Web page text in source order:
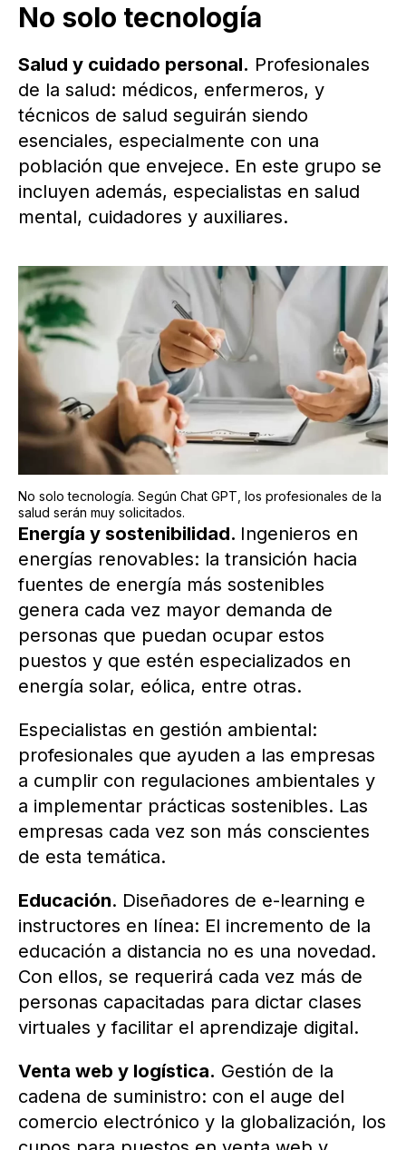
No solo tecnología
Salud y cuidado personal. Profesionales
de la salud: médicos, enfermeros, y
técnicos de salud seguirán siendo
esenciales, especialmente con una
población que envejece. En este grupo se
incluyen además, especialistas en salud
mental, cuidadores y auxiliares.
No solo tecnología. Según Chat GPT, los profesionales de la
salud serán muy solicitados.
Energía y sostenibilidad. Ingenieros en
energías renovables: la transición hacia
fuentes de energía más sostenibles
genera cada vez mayor demanda de
personas que puedan ocupar estos
puestos y que estén especializados en
energía solar, eólica, entre otras.
Especialistas en gestión ambiental:
profesionales que ayuden a las empresas
a cumplir con regulaciones ambientales y
a implementar prácticas sostenibles. Las
empresas cada vez son más conscientes
de esta temática.
Educación. Diseñadores de e-learning e
instructores en línea: El incremento de la
educación a distancia no es una novedad.
Con ellos, se requerirá cada vez más de
personas capacitadas para dictar clases
virtuales y facilitar el aprendizaje digital.
Venta web y logística. Gestión de la
cadena de suministro: con el auge del
comercio electrónico y la globalización, los